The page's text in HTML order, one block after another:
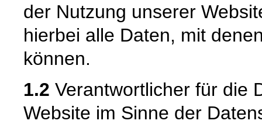
der Nutzung unserer
hierbei alle Daten, mit
können.
1.2 Verantwortlicher für die
Website im Sinne der